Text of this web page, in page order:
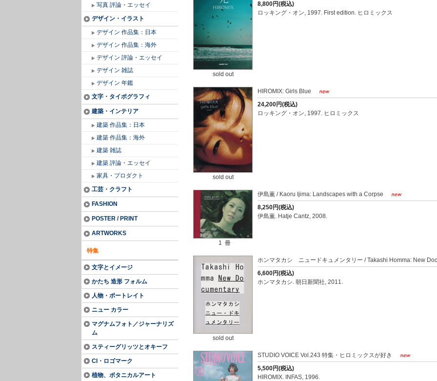
写真 評論・エッセイ
デザイン・イラスト
デザイン 作品集：日本
デザイン 作品集：海外
デザイン 評論・エッセイ
デザイン 雑誌
デザイン 年鑑
文字・タイポグラフィ
建築・インテリア
建築 作品集：日本
建築 作品集：海外
建築 雑誌
建築 評論・エッセイ
家具・プロダクト
工芸・クラフト
FASHION
POSTER / PRINT
ARTWORKS
特集
文字とイメージ
かたち 造形 フォルム
人物・ポートレイト
ニュー カラー
マグナムフォト／ジャーナリズ
ム
スティーグリッツとオキーフ
CI・ロゴマーク
植物、ボタニカルアート
sold out
8,800円(税込)
ロッキング・オン, 1997. First edition. ヒロミックス
sold out
HIROMIX: Girls Blue
24,200円(税込)
ロッキング・オン, 1997. ヒロミックス
1 冊
伊島薫 / Kaoru Ijima: Landscapes with a Corpse
8,250円(税込)
伊島薫. Hatje Cantz, 2008.
sold out
ホンマタカシ ニュードキュメンタリー / Takashi Homma: New
6,600円(税込)
ホンマタカシ. 朝日新聞社, 2011.
STUDIO VOICE Vol.243 特集・ヒロミックスが好き
5,500円(税込)
HIROMIX. INFAS, 1996.